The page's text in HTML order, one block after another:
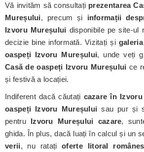
Vă invităm să consultați prezentarea
Mureșului, precum și informații
Izvoru Mureșului disponibile pe site-ul
decizie bine informată. Vizitați și
oaspeți Izvoru Mureșului, unde veți
Casă de oaspeți Izvoru Mureșului ce
și festivă a locației.
Indiferent dacă căutați cazare în
oaspeți Izvoru Mureșului sau pur și
pentru Izvoru Mureșului cazare,
ghida. În plus, dacă luați în calcul și un
verii, nu ratațioferte litoral